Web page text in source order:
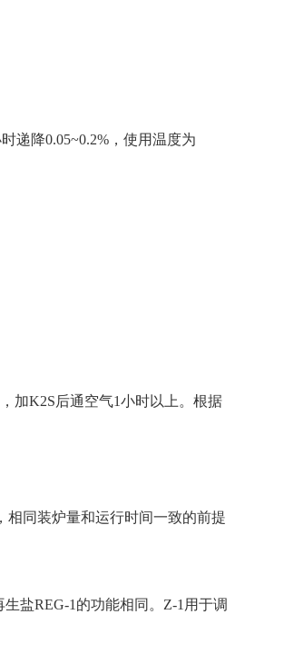
降0.05~0.2%，使用温度为
K2S后通空气1小时以上。根据
同装炉量和运行时间一致的前提
盐REG-1的功能相同。Z-1用于调